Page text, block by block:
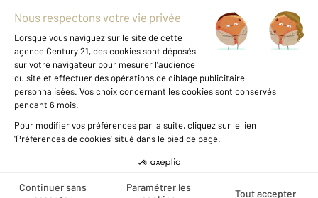
À propos
International
Nous contacter
Données personnelles
Gestionnaire des cookies